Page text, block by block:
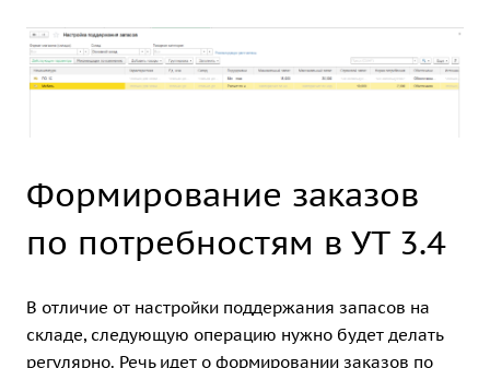
Формирование заказов
по потребностям в УТ 3.4
В отличие от настройки поддержания запасов на
складе, следующую операцию нужно будет делать
регулярно. Речь идет о формировании заказов по